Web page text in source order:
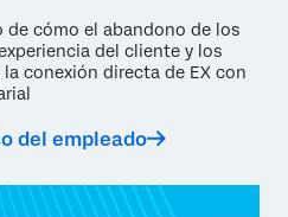
de cómo el abandono de los
del cliente y los
conexión directa de EX con
del empleado